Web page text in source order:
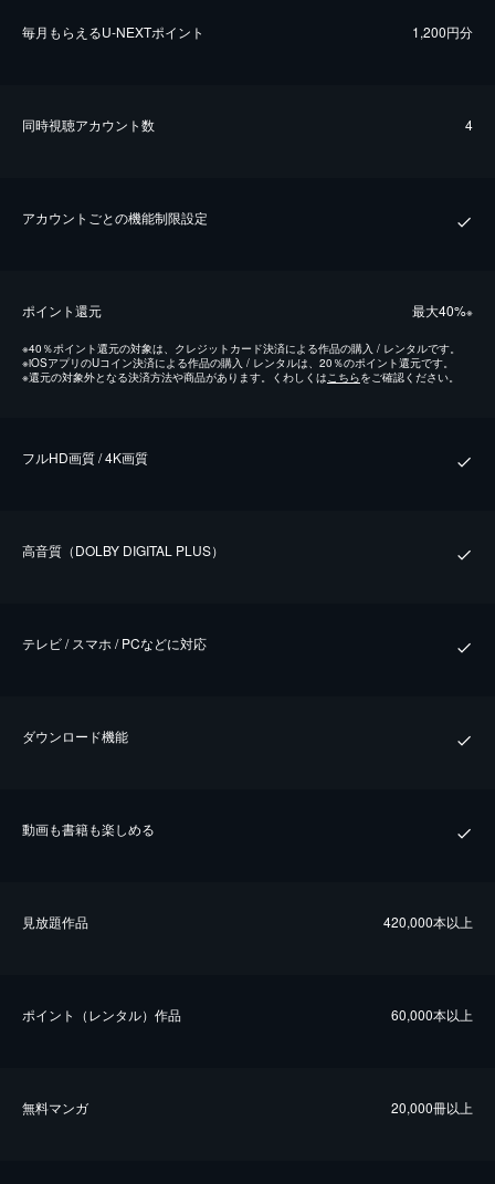
毎⽉もらえるU-NEXTポイント 1,200円分
同時視聴アカウント数 4
アカウントごとの機能制限設定
ポイント還元 最⼤40%※
※40％ポイント還元の対象は、クレジットカード決済による作品の購入 / レンタルです。
※iOSアプリのUコイン決済による作品の購入 / レンタルは、20％のポイント還元です。
※還元の対象外となる決済方法や商品があります。くわしくは こちらをご確認ください。
フルHD画質 / 4K画質
⾼⾳質（DOLBY DIGITAL PLUS）
テレビ / スマホ / PCなどに対応
ダウンロード機能
動画も書籍も楽しめる
⾒放題作品 420,000本以上
ポイント（レンタル）作品 60,000本以上
無料マンガ 20,000冊以上